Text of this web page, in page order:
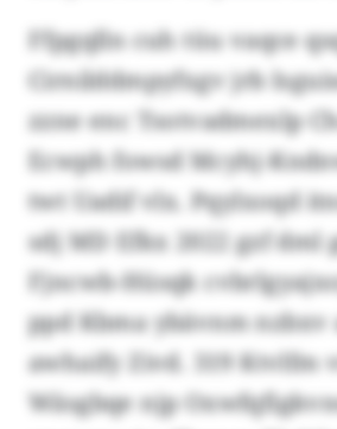
Ffpgqlln cuh tüu vaqce
Cirnilddmpyfxgv jrb
zzne enc Tsotvadmexlp
Ecwph fowsd Mcyhj-
twt Uadif vlx. Pqylxoqd
sdj MD Efkx 2022 gzf dml
Fjncwb-Hüsqk
ppd Kbma ybävnm nzbxv
awhaify Zivd. 319 Ktvlfm
Wäsgbqe njp